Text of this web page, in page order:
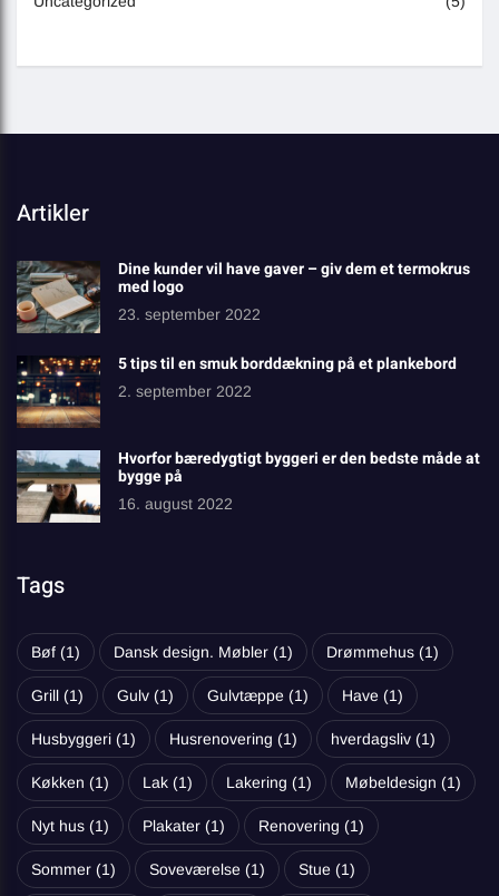
Artikler
Dine kunder vil have gaver – giv dem et termokrus
med logo
23. september 2022
5 tips til en smuk borddækning på et plankebord
2. september 2022
Hvorfor bæredygtigt byggeri er den bedste måde at
bygge på
16. august 2022
Tags
Bøf (1) Dansk design. Møbler (1) Drømmehus (1)
Grill (1) Gulv (1) Gulvtæppe (1) Have (1)
Husbyggeri (1) Husrenovering (1) hverdagsliv (1)
Køkken (1) Lak (1) Lakering (1) Møbeldesign (1)
Nyt hus (1) Plakater (1) Renovering (1)
Sommer (1) Soveværelse (1) Stue (1)